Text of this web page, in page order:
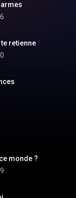
te retienne
monde ?